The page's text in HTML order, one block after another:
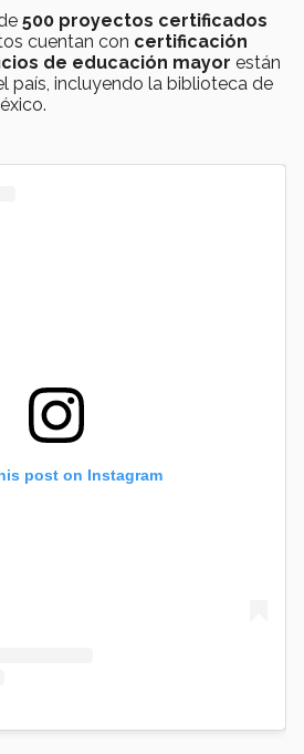
500 proyectos certificados
cuentan con certificación
de educación mayor están
país, incluyendo la biblioteca de
post on Instagram